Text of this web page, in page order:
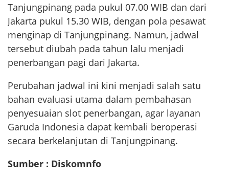
Tanjungpinang pada pukul 07.00 WIB dan dari
Jakarta pukul 15.30 WIB, dengan pola pesawat
menginap di Tanjungpinang. Namun, jadwal
tersebut diubah pada tahun lalu menjadi
penerbangan pagi dari Jakarta.
Perubahan jadwal ini kini menjadi salah satu
bahan evaluasi utama dalam pembahasan
penyesuaian slot penerbangan, agar layanan
Garuda Indonesia dapat kembali beroperasi
secara berkelanjutan di Tanjungpinang.
Sumber : Diskomnfo